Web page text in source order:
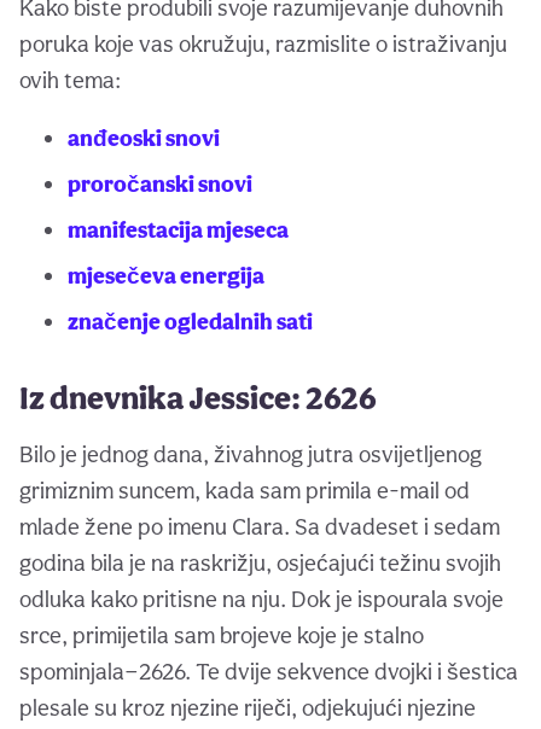
Kako biste produbili svoje razumijevanje duhovnih
poruka koje vas okružuju, razmislite o istraživanju
ovih tema:
anđeoski snovi
proročanski snovi
manifestacija mjeseca
mjesečeva energija
značenje ogledalnih sati
Iz dnevnika Jessice: 2626
Bilo je jednog dana, živahnog jutra osvijetljenog
grimiznim suncem, kada sam primila e-mail od
mlade žene po imenu Clara. Sa dvadeset i sedam
godina bila je na raskrižju, osjećajući težinu svojih
odluka kako pritisne na nju. Dok je ispourala svoje
srce, primijetila sam brojeve koje je stalno
spominjala—2626. Te dvije sekvence dvojki i šestica
plesale su kroz njezine riječi, odjekujući njezine